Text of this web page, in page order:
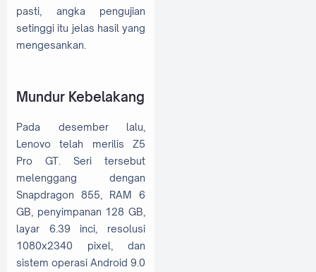
pasti, angka pengujian
setinggi itu jelas hasil yang
mengesankan.
Mundur Kebelakang
Pada desember lalu,
Lenovo telah merilis Z5
Pro GT. Seri tersebut
melenggang dengan
Snapdragon 855, RAM 6
GB, penyimpanan 128 GB,
layar 6.39 inci, resolusi
1080x2340 pixel, dan
sistem operasi Android 9.0